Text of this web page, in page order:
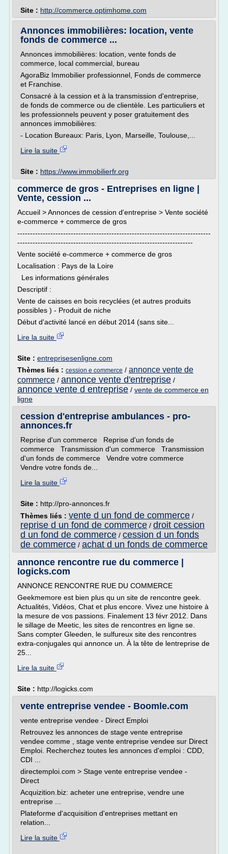
Site : http://commerce.optimhome.com
Annonces immobilières: location, vente
fonds de commerce ...
Annonces immobilières: location, vente fonds de
commerce, local commercial, bureau
AgoraBiz Immobilier professionnel, Fonds de commerce
et Franchise.
Consacré à la cession et à la transmission d'entreprise,
de fonds de commerce ou de clientèle. Les particuliers et
les professionnels peuvent y poser gratuitement des
annonces immobilières:
- Location Bureaux: Paris, Lyon, Marseille, Toulouse,...
Lire la suite
Site : https://www.immobilierfr.org
commerce de gros - Entreprises en ligne |
Vente, cession ...
Accueil > Annonces de cession d'entreprise > Vente société
e-commerce + commerce de gros
----------------------------------------------------------------------------
---------------------------------------------------------------------
Vente société e-commerce + commerce de gros
Localisation : Pays de la Loire
Les informations générales
Descriptif :
Vente de caisses en bois recyclées (et autres produits
possibles ) - Produit de niche
Début d'activité lancé en début 2014 (sans site...
Lire la suite
Site : entreprisesenligne.com
Thèmes liés : cession e commerce / annonce vente de
commerce / annonce vente d'entreprise /
annonce vente d entreprise / vente de commerce en
ligne
cession d'entreprise ambulances - pro-
annonces.fr
Reprise d'un commerce Reprise d'un fonds de
commerce Transmission d'un commerce Transmission
d'un fonds de commerce Vendre votre commerce
Vendre votre fonds de...
Lire la suite
Site : http://pro-annonces.fr
Thèmes liés : vente d un fond de commerce /
reprise d un fond de commerce / droit cession
d un fond de commerce / cession d un fonds
de commerce / achat d un fonds de commerce
annonce rencontre rue du commerce |
logicks.com
ANNONCE RENCONTRE RUE DU COMMERCE
Geekmemore est bien plus qu un site de rencontre geek.
Actualités, Vidéos, Chat et plus encore. Vivez une histoire à
la mesure de vos passions. Finalement 13 févr 2012. Dans
le sillage de Meetic, les sites de rencontres en ligne se.
Sans compter Gleeden, le sulfureux site des rencontres
extra-conjugales qui annonce un. À la tête de lentreprise de
25...
Lire la suite
Site : http://logicks.com
vente entreprise vendee - Boomle.com
vente entreprise vendee - Direct Emploi
Retrouvez les annonces de stage vente entreprise
vendee comme , stage vente entreprise vendee sur Direct
Emploi. Recherchez toutes les annonces d'emploi : CDD,
CDI ...
directemploi.com > Stage vente entreprise vendee -
Direct
Acquizition.biz: acheter une entreprise, vendre une
entreprise ...
Plateforme d'acquisition d'entreprises mettant en
relation...
Lire la suite